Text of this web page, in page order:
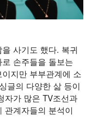
사기도 했다. 복귀
손주들을 돌보는
지만 부부관계에 소
글의 다양한 삶 등이
자가 많은 TV조선과
관계자들의 분석이